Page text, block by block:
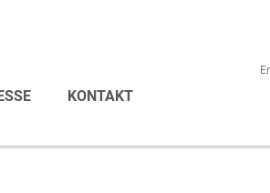
KONTAKT